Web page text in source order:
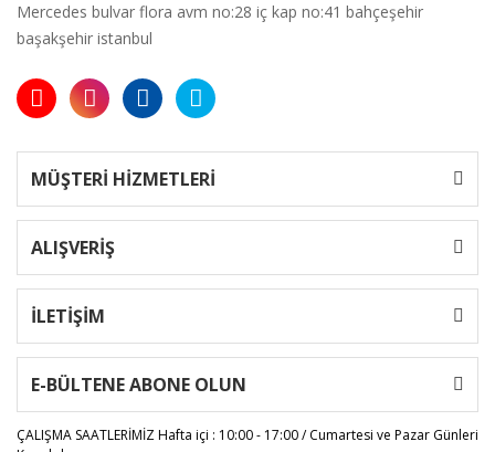
Mercedes bulvar flora avm no:28 iç kap no:41 bahçeşehir
başakşehir istanbul
MÜŞTERİ HİZMETLERİ
ALIŞVERİŞ
İLETİŞİM
E-BÜLTENE ABONE OLUN
ÇALIŞMA SAATLERİMİZHafta içi : 10:00 - 17:00 / Cumartesi ve Pazar Günleri